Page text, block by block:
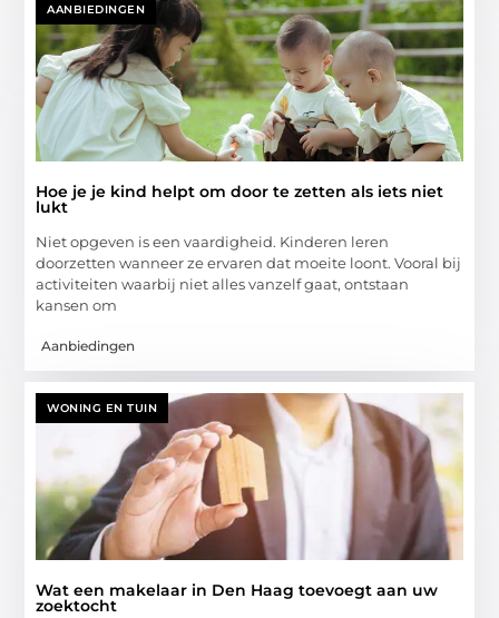
AANBIEDINGEN
Hoe je je kind helpt om door te zetten als iets niet
lukt
Niet opgeven is een vaardigheid. Kinderen leren
doorzetten wanneer ze ervaren dat moeite loont. Vooral bij
activiteiten waarbij niet alles vanzelf gaat, ontstaan
kansen om
Aanbiedingen
WONING EN TUIN
Wat een makelaar in Den Haag toevoegt aan uw
zoektocht